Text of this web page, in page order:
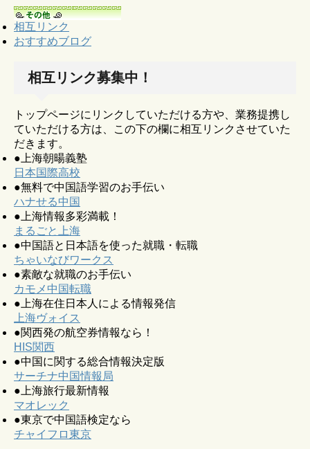
相互リンク
おすすめブログ
相互リンク募集中！
トップページにリンクしていただける方や、業務提携し
ていただける方は、この下の欄に相互リンクさせていた
だきます。
●上海朝暘義塾
日本国際高校
●無料で中国語学習のお手伝い
ハナせる中国
●上海情報多彩満載！
まるごと上海
●中国語と日本語を使った就職・転職
ちゃいなびワークス
●素敵な就職のお手伝い
カモメ中国転職
●上海在住日本人による情報発信
上海ヴォイス
●関西発の航空券情報なら！
HIS関西
●中国に関する総合情報決定版
サーチナ中国情報局
●上海旅行最新情報
マオレック
●東京で中国語検定なら
チャイフロ東京